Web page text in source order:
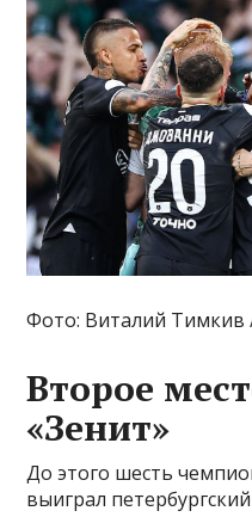
Фото: Виталий
Второе
«Зенит»
До этого шесть
выиграл